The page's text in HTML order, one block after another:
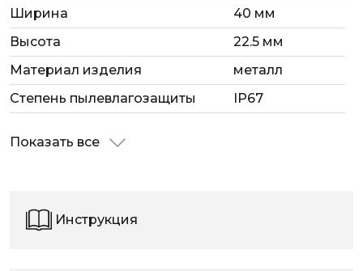
Ширина
40 мм
Высота
22.5 мм
Материал изделия
металл
Степень пылевлагозащиты
IP67
Показать все
Инструкция